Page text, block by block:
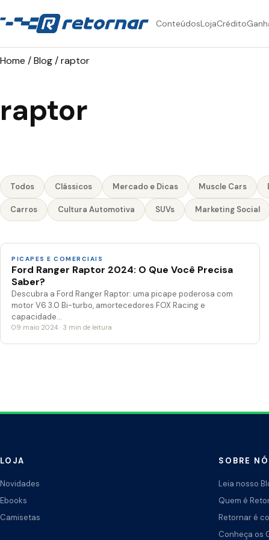
ConteúdosLojaCrédito
Home /Blog/raptor
raptor
Todos Clássicos Mercado e Dicas Muscle Cars
Carros Cultura Automotiva SUVs Marketing Social
PICAPES E COMERCIAIS
Ford Ranger Raptor 2024: O Que Você Precisa
Saber?
Descubra a Ford Ranger Raptor: uma picape poderosa com
motor V6 3.0 Bi-turbo, amortecedores FOX Racing e
capacidade…
09 maio 2024 · 3 min de leitura
LOJA
Novidades
Ebooks
Camisetas
SOBRE
Leia nosso
Quem é
Retornar é
Conheça os